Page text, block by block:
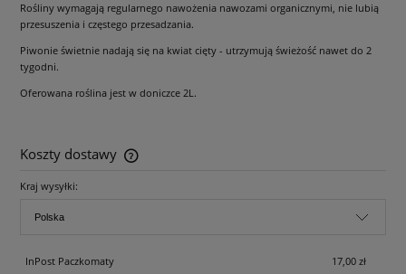
Rośliny wymagają regularnego nawożenia nawozami organicznymi, nie lubią
przesuszenia i częstego przesadzania.
Piwonie świetnie nadają się na kwiat cięty - utrzymują świeżość nawet do 2
tygodni.
Oferowana roślina jest w doniczce 2L.
Koszty dostawy
Cena nie zawiera ewentualnych kosztów płatności
Kraj wysyłki:
InPost Paczkomaty 17,00 zł